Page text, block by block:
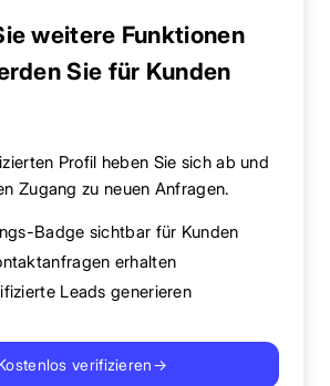
weitere Funktionen
Sie für Kunden
Profil heben Sie sich ab und
Zugang zu neuen Anfragen.
Badge sichtbar für Kunden
erhalten
Leads generieren
verifizieren→